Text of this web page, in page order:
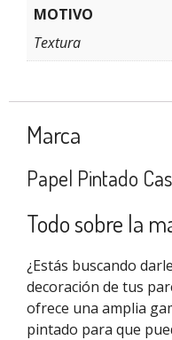
MOTIVO
Textura
Marca
Papel Pintado
Todo sobre la
¿Estás buscando
decoración de tus
ofrece una amplia
pintado para que